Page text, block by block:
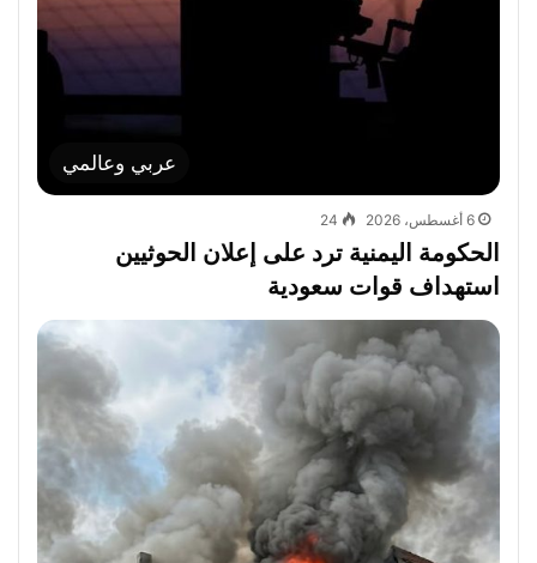
عربي وعالمي
6 أغسطس، 2026 24
الحكومة اليمنية ترد على إعلان الحوثيين
استهداف قوات سعودية